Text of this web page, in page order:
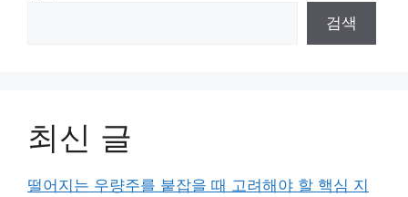
검색
최신 글
떨어지는 우량주를 붙잡을 때 고려해야 할 핵심 지